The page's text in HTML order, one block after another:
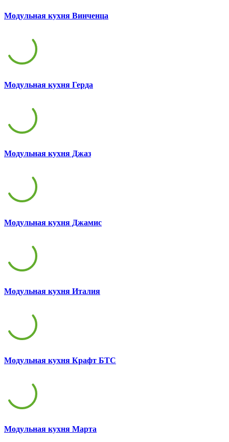
Модульная кухня Винченца
Модульная кухня Герда
Модульная кухня Джаз
Модульная кухня Джамис
Модульная кухня Италия
Модульная кухня Крафт БТС
Модульная кухня Марта